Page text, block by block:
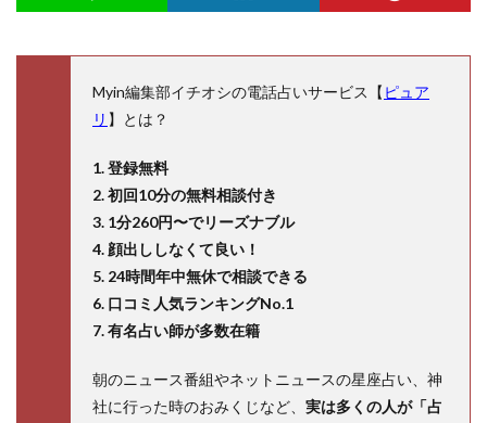
Myin編集部イチオシの電話占いサービス【 ピュア
リ 】とは？
1. 登録無料
2. 初回10分の無料相談付き
3. 1分260円〜でリーズナブル
4. 顔出ししなくて良い！
5. 24時間年中無休で相談できる
6. 口コミ人気ランキングNo.1
7. 有名占い師が多数在籍
朝のニュース番組やネットニュースの星座占い、神
社に行った時のおみくじなど、 実は多くの人が「占